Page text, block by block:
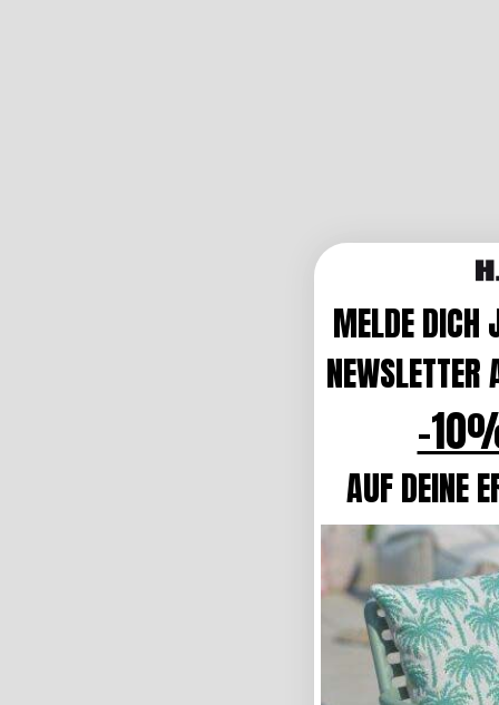
MELDE DICH
NEWSLETTER
-
AUF DEINE